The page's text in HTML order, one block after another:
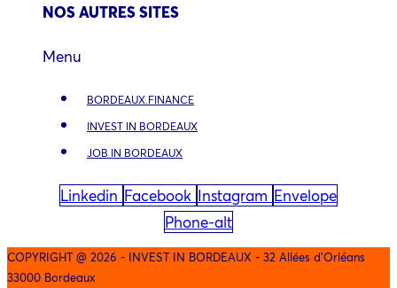
NOS AUTRES SITES
Menu
BORDEAUX.FINANCE
INVEST IN BORDEAUX
JOB IN BORDEAUX
Linkedin Facebook Instagram Envelope
Phone-alt
COPYRIGHT @ 2026 - INVEST IN BORDEAUX - 32 Allées d'Orléans
33000 Bordeaux